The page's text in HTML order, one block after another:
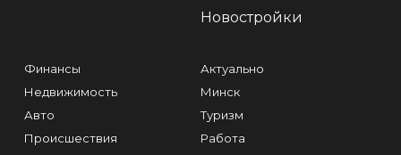
Новостройки
Финансы
Недвижимость
Авто
Происшествия
Актуально
Минск
Туризм
Работа